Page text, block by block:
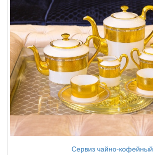
Сервиз чайно-кофейный